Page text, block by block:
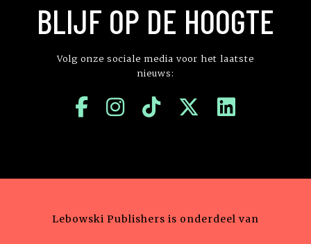
BLIJF OP DE HOOGTE
Volg onze sociale media voor het laatste
nieuws:
Lebowski Publishers is onderdeel van